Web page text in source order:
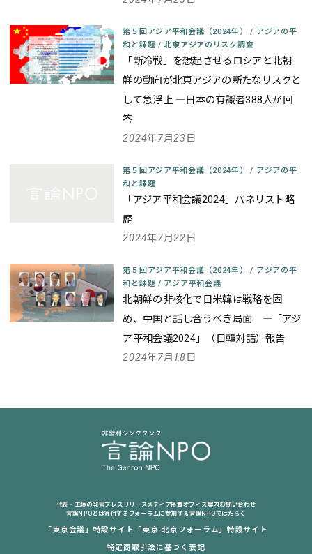
第５回アジア平和会議（2024年）/ アジアの平
和と課題 / 北東アジアのリスク調査
「新冷戦」を想起させるロシアと北朝
鮮の動向が北東アジアの新たなリスクと
して急浮上 ―日本の有識者388人が回
答
2024年7月23日
第５回アジア平和会議（2024年）/ アジアの平
和と課題
「アジア平和会議2024」パネリスト略
歴
2024年7月22日
第５回アジア平和会議（2024年）/ アジアの平
和と課題 / アジア平和会議
北朝鮮の非核化で日米韓は戦略を固
め、中国と話し合うべき局面 ―「アジ
ア平和会議2024」（日韓対話）報告
2024年7月18日
代表・工藤の発言プレスリリース メディア掲載オフィス案内 お問い合わせ
言論NPOとは寄付する フォーラムに参加する 言論NPOではたらく
「東京会議」特設サイト
「東京-北京フォーラム」特設サイト
特定商取引法に基づく表記